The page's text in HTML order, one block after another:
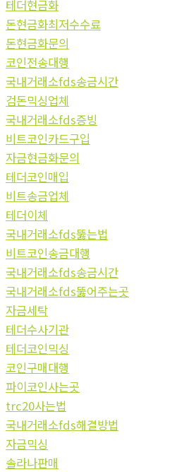
테더현금화
돈현금화최저수수료
돈현금화문의
코인전송대행
국내거래소fds송금시간
검돈믹싱업체
국내거래소fds증빙
비트코인카드구입
자금현금화문의
테더코인매입
비트송금업체
테더이체
국내거래소fds뚫는법
비트코인송금대행
국내거래소fds송금시간
국내거래소fds뚫어주는곳
자금세탁
테더수사기관
테더코인믹싱
코인구매대행
파이코인사는곳
trc20사는법
국내거래소fds해결방법
자금믹싱
솔라나판매